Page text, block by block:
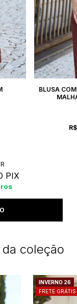
BLUSA
PIX
coleção
FRETE GRÁTIS
INVERNO 26